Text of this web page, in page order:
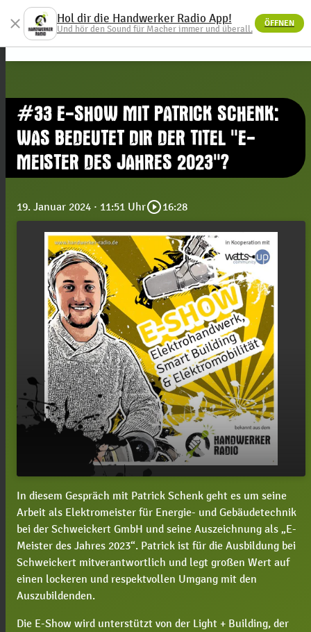
menu
#33 E-SHOW MIT PATRICK SCHENK:
WAS BEDEUTET DIR DER TITEL "E-
MEISTER DES JAHRES 2023"?
19. Januar 2024 · 11:51 Uhrplay_circle_outline16:28
play_arrow #33 E-Show mit Patrick Schenk: Was bedeutet
dir der Titel "E-Meister des Jahres 2023"?
00:00 16:28
In diesem Gespräch mit Patrick Schenk geht es um seine
Arbeit als Elektromeister für Energie- und Gebäudetechnik
bei der Schweickert GmbH und seine Auszeichnung als „E-
Meister des Jahres 2023“. Patrick ist für die Ausbildung bei
Schweickert mitverantwortlich und legt großen Wert auf
einen lockeren und respektvollen Umgang mit den
Auszubildenden.
Die E-Show wird unterstützt von der Light + Building, der
close Hol dir die Handwerker Radio App!
Und hör den Sound für Macher immer und überall.
ÖFFNEN